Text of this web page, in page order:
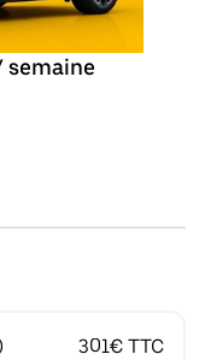
semaine
301€ TTC